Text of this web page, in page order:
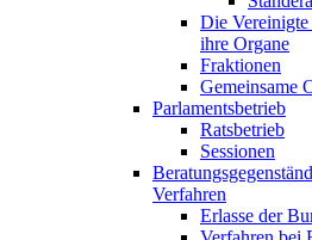
Die
ihre Organe
Fraktionen
Gemeinsame
Parlamentsbetrieb
Ratsbetrieb
Sessionen
Verfahren
Erlasse der